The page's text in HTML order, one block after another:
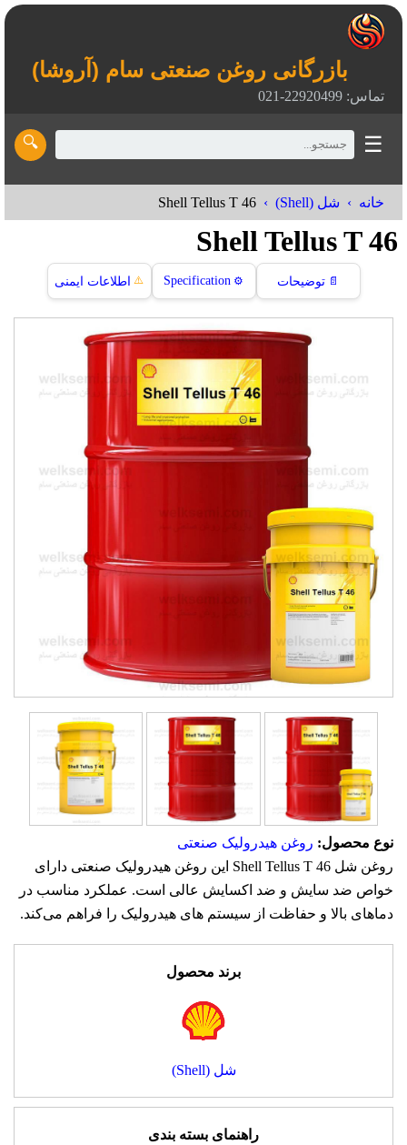
بازرگانی روغن صنعتی سام (آروشا)
تماس: 22920499-021
☰
🔍
خانه شل (Shell) Shell Tellus T 46
Shell Tellus T 46
📄 توضیحات ⚙️
Specification
⚠️ اطلاعات ایمنی
نوع محصول: روغن هیدرولیک صنعتی
روغن شل Shell Tellus T 46 این روغن هیدرولیک صنعتی دارای
خواص ضد سایش و ضد اکسایش عالی است. عملکرد مناسب در
دماهای بالا و حفاظت از سیستم های هیدرولیک را فراهم می‌کند.
برند محصول
شل (Shell)
راهنمای بسته بندی